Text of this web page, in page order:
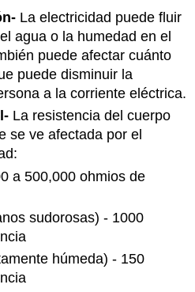
La electricidad puede fluir
agua o la humedad en el
puede afectar cuánto
puede disminuir la
a la corriente eléctrica.
La resistencia del cuerpo
se ve afectada por el
a 500,000 ohmios de
sudorosas) - 1000
húmeda) - 150